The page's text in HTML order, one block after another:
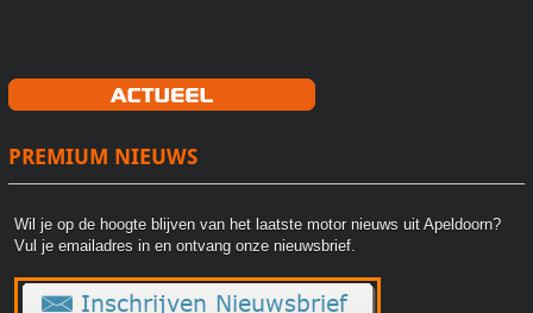
PREMIUM NIEUWS
Wil je op de hoogte blijven van het laatste motor nieuws uit Apeldoorn?
Vul je emailadres in en ontvang onze nieuwsbrief.